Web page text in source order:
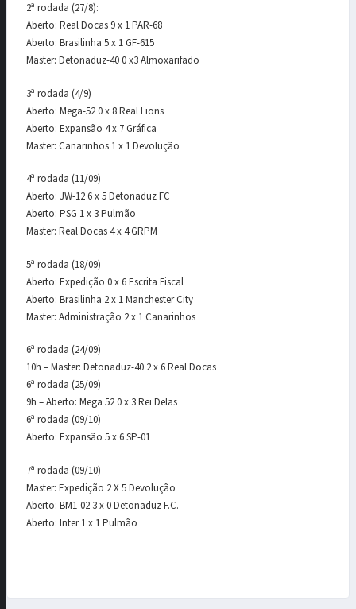
2ª rodada (27/8):
Aberto: Real Docas 9 x 1 PAR-68
Aberto: Brasilinha 5 x 1 GF-615
Master: Detonaduz-40 0 x3 Almoxarifado
3ª rodada (4/9)
Aberto: Mega-52 0 x 8 Real Lions
Aberto: Expansão 4 x 7 Gráfica
Master: Canarinhos 1 x 1 Devolução
4ª rodada (11/09)
Aberto: JW-12 6 x 5 Detonaduz FC
Aberto: PSG 1 x 3 Pulmão
Master: Real Docas 4 x 4 GRPM
5ª rodada (18/09)
Aberto: Expedição 0 x 6 Escrita Fiscal
Aberto: Brasilinha 2 x 1 Manchester City
Master: Administração 2 x 1 Canarinhos
6ª rodada (24/09)
10h – Master: Detonaduz-40 2 x 6 Real Docas
6ª rodada (25/09)
9h – Aberto: Mega 52 0 x 3 Rei Delas
6ª rodada (09/10)
Aberto: Expansão 5 x 6 SP-01
7ª rodada (09/10)
Master: Expedição 2 X 5 Devolução
Aberto: BM1-02 3 x 0 Detonaduz F.C.
Aberto: Inter 1 x 1 Pulmão